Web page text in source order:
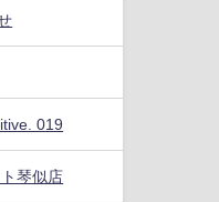
019
琴似店